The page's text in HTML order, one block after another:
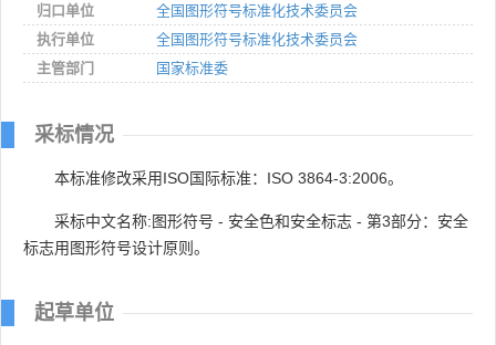
归口单位
全国图形符号标准化技术委员会
执行单位
全国图形符号标准化技术委员会
主管部门
国家标准委
采标情况
本标准修改采用ISO国际标准：ISO 3864-3:2006。
采标中文名称:图形符号 - 安全色和安全标志 - 第3部分：安全
标志用图形符号设计原则。
起草单位